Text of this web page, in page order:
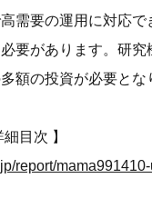
需要の運用に対応で
要があります。研究
額の投資が必要とな
目次 】